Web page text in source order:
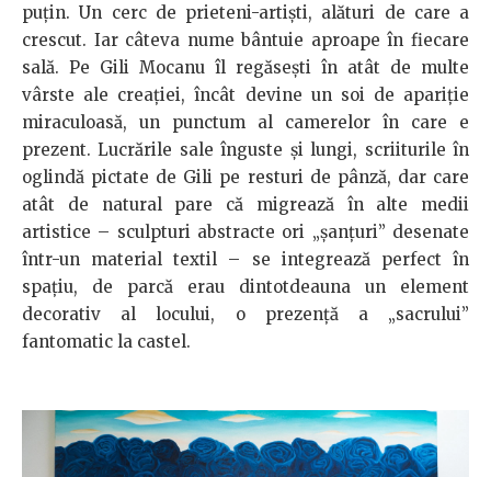
puțin. Un cerc de prieteni-artiști, alături de care a
crescut. Iar câteva nume bântuie aproape în fiecare
sală. Pe Gili Mocanu îl regăsești în atât de multe
vârste ale creației, încât devine un soi de apariție
miraculoasă, un punctum al camerelor în care e
prezent. Lucrările sale înguste și lungi, scriiturile în
oglindă pictate de Gili pe resturi de pânză, dar care
atât de natural pare că migrează în alte medii
artistice – sculpturi abstracte ori „șanțuri” desenate
într-un material textil – se integrează perfect în
spațiu, de parcă erau dintotdeauna un element
decorativ al locului, o prezență a „sacrului”
fantomatic la castel.